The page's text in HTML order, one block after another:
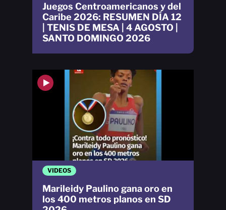
VIDEOS
Marileidy Paulino gana oro en
los 400 metros planos en SD
Juegos Centroamericanos y del
Caribe 2026: RESUMEN DÍA 12
| TENIS DE MESA | 4 AGOSTO |
SANTO DOMINGO 2026